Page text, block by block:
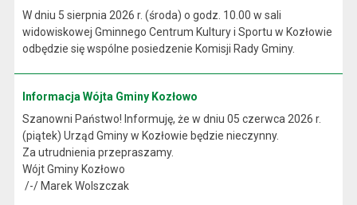
W dniu 5 sierpnia 2026 r. (środa) o godz. 10.00 w sali
widowiskowej Gminnego Centrum Kultury i Sportu w Kozłowie
odbędzie się wspólne posiedzenie Komisji Rady Gminy.
Informacja Wójta Gminy Kozłowo
Szanowni Państwo! Informuję, że w dniu 05 czerwca 2026 r.
(piątek) Urząd Gminy w Kozłowie będzie nieczynny.
Za utrudnienia przepraszamy.
Wójt Gminy Kozłowo
/-/ Marek Wolszczak